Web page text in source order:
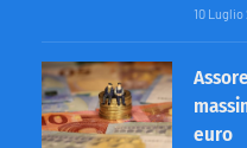
10 Luglio
euro